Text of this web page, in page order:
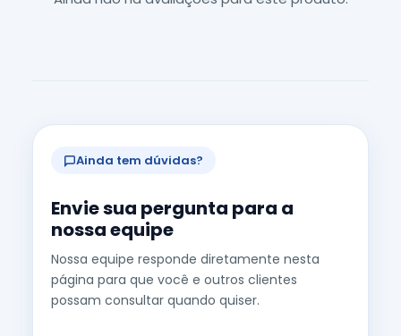
Ainda tem dúvidas?
Envie sua pergunta para a
nossa equipe
Nossa equipe responde diretamente nesta
página para que você e outros clientes
possam consultar quando quiser.